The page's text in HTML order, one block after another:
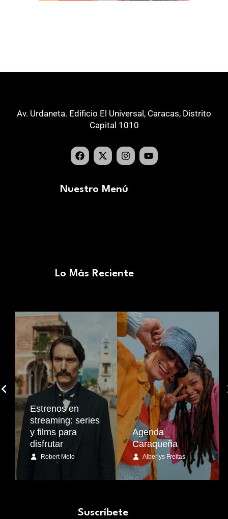
Av. Urdaneta. Edificio El Universal, Caracas, Distrito
Capital 1010
Nuestro Menú
Lo Más Reciente
Estrenos en
streaming: series
y films para
disfrutar
Robert Melo
Agenda
Caraqueña
Alberlys Freitas
Suscríbete